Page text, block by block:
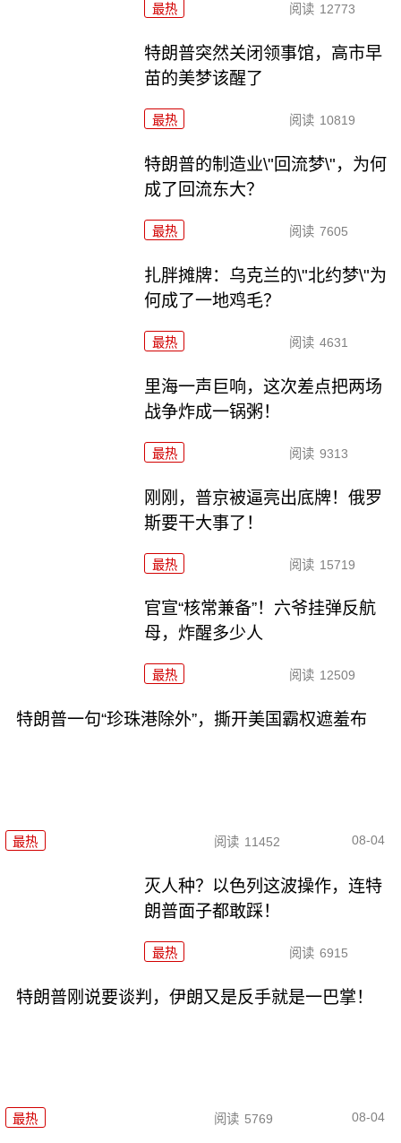
最热 阅读 12773
特朗普突然关闭领事馆，高市早
苗的美梦该醒了
最热 阅读 10819
特朗普的制造业\"回流梦\"，为何
成了回流东大？
最热 阅读 7605
扎胖摊牌：乌克兰的\"北约梦\"为
何成了一地鸡毛？
最热 阅读 4631
里海一声巨响，这次差点把两场
战争炸成一锅粥！
最热 阅读 9313
刚刚，普京被逼亮出底牌！俄罗
斯要干大事了！
最热 阅读 15719
官宣“核常兼备”！六爷挂弹反航
母，炸醒多少人
最热 阅读 12509
特朗普一句“珍珠港除外”，撕开美国霸权遮羞布
最热 阅读 11452 08-04
灭人种？以色列这波操作，连特
朗普面子都敢踩！
最热 阅读 6915
特朗普刚说要谈判，伊朗又是反手就是一巴掌！
最热 阅读 5769 08-04